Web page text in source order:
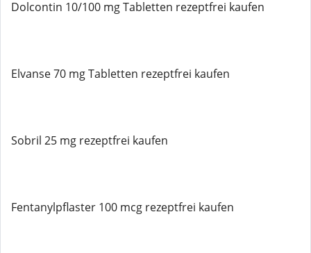
Dolcontin 10/100 mg Tabletten rezeptfrei kaufen
Elvanse 70 mg Tabletten rezeptfrei kaufen
Sobril 25 mg rezeptfrei kaufen
Fentanylpflaster 100 mcg rezeptfrei kaufen